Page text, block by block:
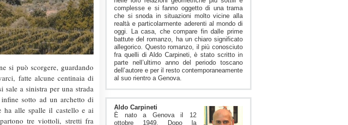
complesse e si fanno oggetto di una trama
che si snoda in situazioni molto vicine alla
realtà e particolarmente aderenti al mondo di
oggi. La casa, che compare fin dalle prime
battute del romanzo, ha un chiaro significato
allegorico. Questo romanzo, il più conosciuto
fra quelli di Aldo Carpineti, è stato scritto in
parte nell’ultimo anno del periodo toscano
dell’autore e per il resto contemporaneamente
al suo rientro a Genova.
Aldo Carpineti
È nato a Genova il 12
ottobre 1949. Dopo la
si può scorgere, guardando
fatte alcune centinaia di
a sinistra per una strada
sotto ad un archetto di
ha alle spalle il castello e ai
tre viottoli, stretti fra